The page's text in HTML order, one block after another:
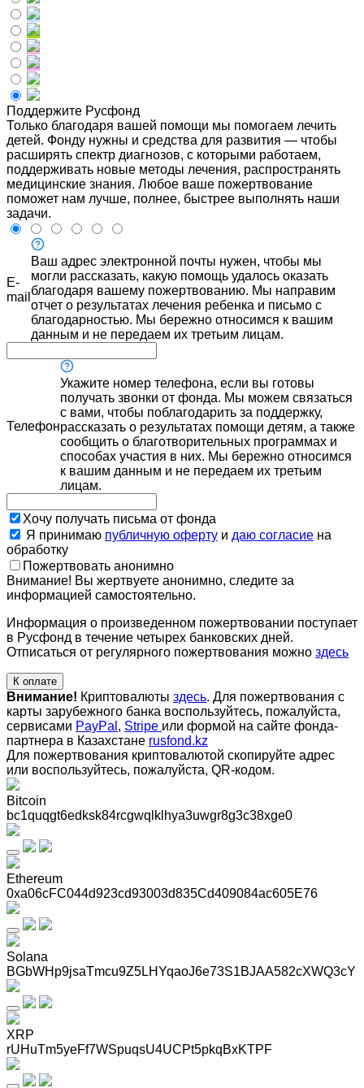
Поддержите Русфонд
Только благодаря вашей помощи мы помогаем лечить
детей. Фонду нужны и средства для развития — чтобы
расширять спектр диагнозов, с которыми работаем,
поддерживать новые методы лечения, распространять
медицинские знания. Любое ваше пожертвование
поможет нам лучше, полнее, быстрее выполнять наши
задачи.
E-
mail
Ваш адрес электронной почты нужен, чтобы мы
могли рассказать, какую помощь удалось оказать
благодаря вашему пожертвованию. Мы направим
отчет о результатах лечения ребенка и письмо с
благодарностью. Мы бережно относимся к вашим
данным и не передаем их третьим лицам.
Телефон
Укажите номер телефона, если вы готовы
получать звонки от фонда. Мы можем связаться
с вами, чтобы поблагодарить за поддержку,
рассказать о результатах помощи детям, а также
сообщить о благотворительных программах и
способах участия в них. Мы бережно относимся
к вашим данным и не передаем их третьим
лицам.
Хочу получать письма от фонда
Я принимаю публичную оферту и даю согласие на
обработку
Пожертвовать анонимно
Внимание! Вы жертвуете анонимно, следите за
информацией самостоятельно.
Информация о произведенном пожертвовании поступает
в Русфонд в течение четырех банковских дней.
Отписаться от регулярного пожертвования можно здесь
К оплате
Внимание! Криптовалюты здесь. Для пожертвования с
карты зарубежного банка воспользуйтесь, пожалуйста,
сервисами PayPal , Stripe или формой на сайте фонда-
партнера в Казахстане rusfond.kz
Для пожертвования криптовалютой скопируйте адрес
или воспользуйтесь, пожалуйста, QR-кодом.
Bitcoin
bc1quqgt6edksk84rcgwqlklhya3uwgr8g3c38xge0
Ethereum
0xa06cFC044d923cd93003d835Cd409084ac605E76
Solana
BGbWHp9jsaTmcu9Z5LHYqaoJ6e73S1BJAA582cXWQ3cY
XRP
rUHuTm5yeFf7WSpuqsU4UCPt5pkqBxKTPF